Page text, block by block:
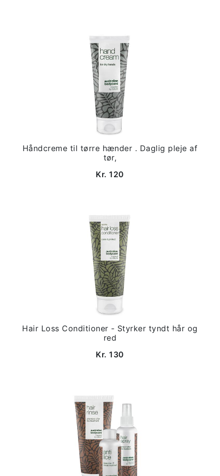
Håndcreme til tørre hænder . Daglig pleje af
tør,
Kr. 120
Hair Loss Conditioner - Styrker tyndt hår og
red
Kr. 130